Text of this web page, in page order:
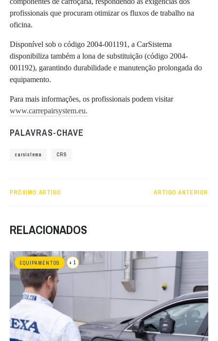
profissionais que procuram otimizar os fluxos de trabalho na
oficina.
Disponível sob o código 2004-001191, a CarSistema
disponibiliza também a lona de substituição (código 2004-
001192), garantindo durabilidade e manutenção prolongada do
equipamento.
Para mais informações, os profissionais podem visitar
www.carrepairsystem.eu.
PALAVRAS-CHAVE
carsistema CRS
PRÓXIMO ARTIGO ARTIGO ANTERIOR
RELACIONADOS
EQUIPAMENTOS + 1